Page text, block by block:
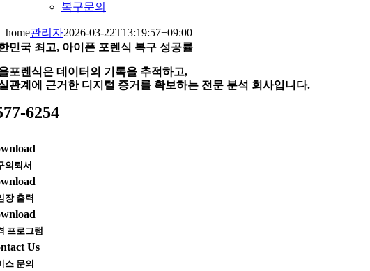
복구문의
home관리자2026-03-22T13:19:57+09:00
민국 최고, 아이폰 포렌식 복구 성공률
포렌식은 데이터의 기록을 추적하고,
관계에 근거한 디지털 증거를 확보하는 전문 분석 회사입니다.
6254
의뢰서
장 출력
프로그램
Us
스 문의